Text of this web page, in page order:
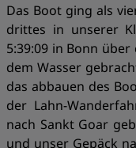
Das Boot ging als
drittes in unserer
5:39:09 in Bonn
dem Wasser
das abbauen des
der Lahn-
nach Sankt Goar
und unser Gepäck